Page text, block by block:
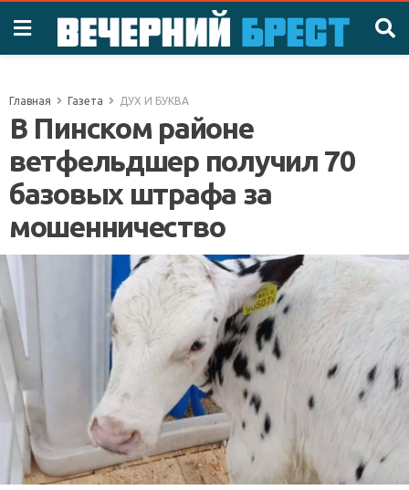
Главная Газета ДУХ И БУКВА
В Пинском районе
ветфельдшер получил 70
базовых штрафа за
мошенничество